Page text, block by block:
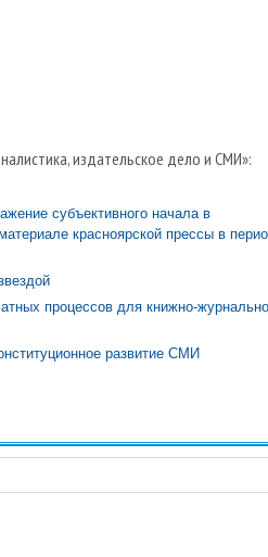
издательское дело и СМИ»:
субъективного начала в
красноярской прессы в
процессов для книжно-
развитие СМИ